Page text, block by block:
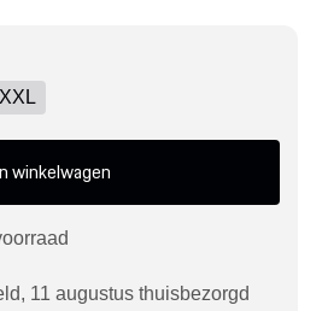
XXL
winkelwagen
11 augustus thuisbezorgd